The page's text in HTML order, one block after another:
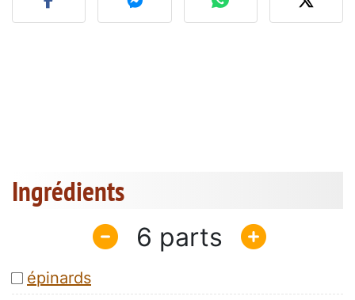
Ingrédients
6
épinards